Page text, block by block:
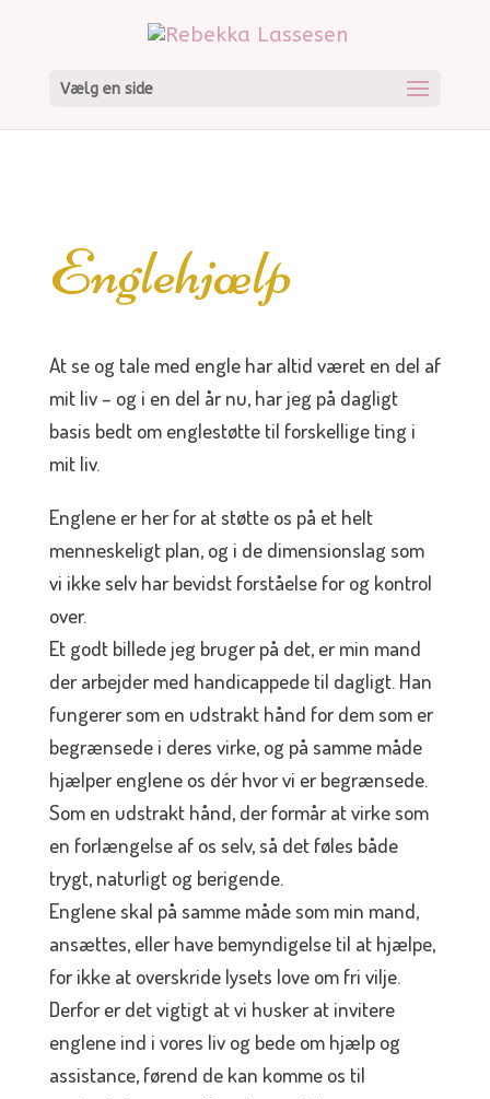
Vælg en side
Englehjælp
At se og tale med engle har altid været en del af
mit liv – og i en del år nu, har jeg på dagligt
basis bedt om englestøtte til forskellige ting i
mit liv.
Englene er her for at støtte os på et helt
menneskeligt plan, og i de dimensionslag som
vi ikke selv har bevidst forståelse for og kontrol
over.
Et godt billede jeg bruger på det, er min mand
der arbejder med handicappede til dagligt. Han
fungerer som en udstrakt hånd for dem som er
begrænsede i deres virke, og på samme måde
hjælper englene os dér hvor vi er begrænsede.
Som en udstrakt hånd, der formår at virke som
en forlængelse af os selv, så det føles både
trygt, naturligt og berigende.
Englene skal på samme måde som min mand,
ansættes, eller have bemyndigelse til at hjælpe,
for ikke at overskride lysets love om fri vilje.
Derfor er det vigtigt at vi husker at invitere
englene ind i vores liv og bede om hjælp og
assistance, førend de kan komme os til